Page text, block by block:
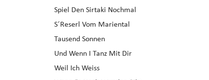
Spiel Den Sirtaki Nochmal
S´Reserl Vom Mariental
Tausend Sonnen
Und Wenn I Tanz Mit Dir
Weil Ich Weiss